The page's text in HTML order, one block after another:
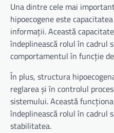
Una dintre cele mai
hipoecogene este
informații. Această
îndeplinească rolul în cadrul
comportamentul în funcție
În plus, structura
reglarea și în controlul
sistemului. Această
îndeplinească rolul în cadrul
stabilitatea.